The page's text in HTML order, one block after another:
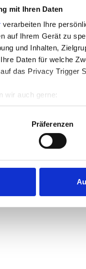
mit Ihren Daten
verarbeiten Ihre
auf Ihrem Gerät zu
und Inhalten,
Daten für welche
das Privacy Trigger
wir auch gerne:
geografische Lage
Scannen nach
Ihre persönlichen
und Anzeigen zu
zu analysieren.
Präferenzen